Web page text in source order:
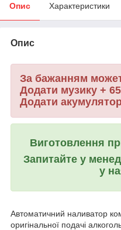
Опис Характеристики
Опис
За бажанням
Додати музику +
Додати
Виготовлення
Запитайте у
у
Автоматичний наливатор
оригінальної подачі